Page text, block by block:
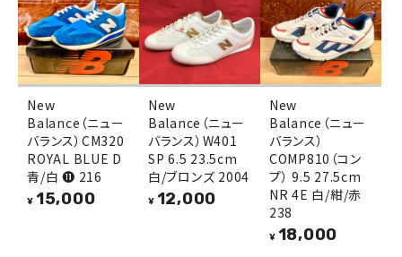
New
Balance（ニュー
バランス）CM320
ROYAL BLUE D
青/白 ⓫ 216
¥ 15,000
New
Balance（ニュー
バランス）W401
SP 6.5 23.5cm
白/ブロンズ 2004
¥ 12,000
New
Balance（ニュー
バランス）
COMP810（コン
プ） 9.5 27.5cm
NR 4E 白/紺/赤
238
¥ 18,000